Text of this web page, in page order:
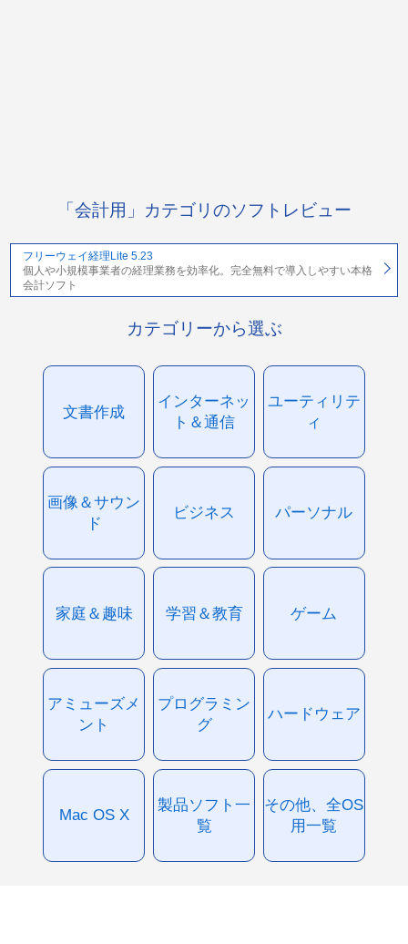
「会計用」カテゴリのソフトレビュー
フリーウェイ経理Lite 5.23
個人や小規模事業者の経理業務を効率化。完全無料で導入しやすい本格
会計ソフト
カテゴリーから選ぶ
文書作成
インターネッ
ト＆通信
ユーティリテ
ィ
画像＆サウン
ド
ビジネス パーソナル
家庭＆趣味 学習＆教育 ゲーム
アミューズメ
ント
プログラミン
グ
ハードウェア
Mac OS X
製品ソフト一
覧
その他、全OS
用一覧